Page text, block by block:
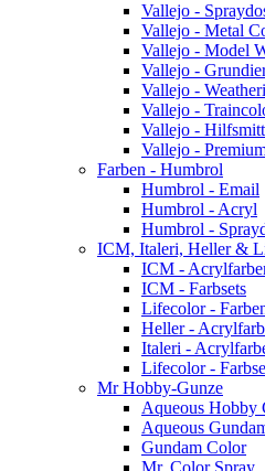
Vallejo -
Vallejo - Metal
Vallejo - Model
Vallejo -
Vallejo -
Vallejo -
Vallejo -
Vallejo -
Farben - Humbrol
Humbrol - Email
Humbrol - Acryl
Humbrol -
ICM, Italeri, Heller &
ICM -
ICM - Farbsets
Lifecolor -
Heller -
Italeri -
Lifecolor -
Mr Hobby-Gunze
Aqueous Hobby
Aqueous
Gundam Color
Mr. Color Spray